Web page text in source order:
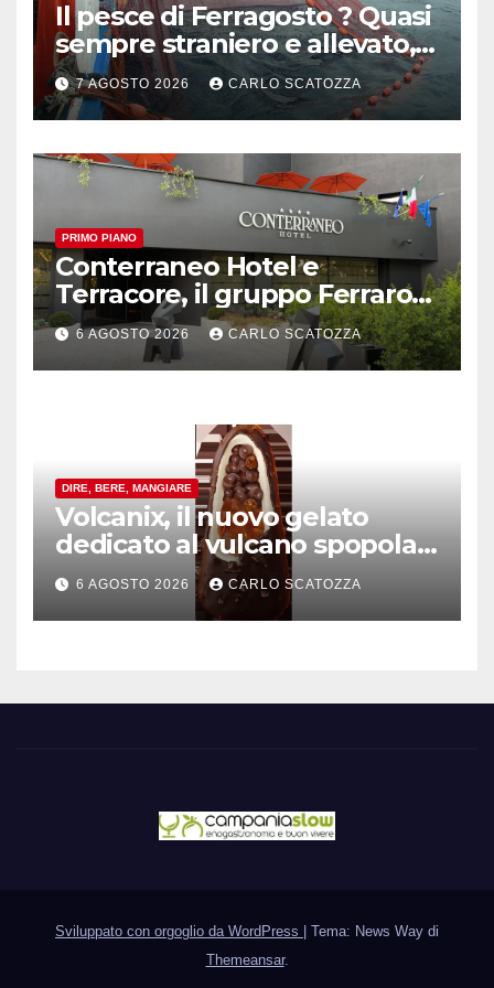
Il pesce di Ferragosto ? Quasi
sempre straniero e allevato,
in sofferenza
7 AGOSTO 2026 CARLO SCATOZZA
PRIMO PIANO
Conterraneo Hotel e
Terracore, il gruppo Ferraro
amplia l’ ospitalità e il gusto
alle porte di Caserta
6 AGOSTO 2026 CARLO SCATOZZA
DIRE, BERE, MANGIARE
Volcanix, il nuovo gelato
dedicato al vulcano spopola,
è nato a Caivano
6 AGOSTO 2026 CARLO SCATOZZA
Sviluppato con orgoglio da WordPress
Tema: News Way di
Themeansar.